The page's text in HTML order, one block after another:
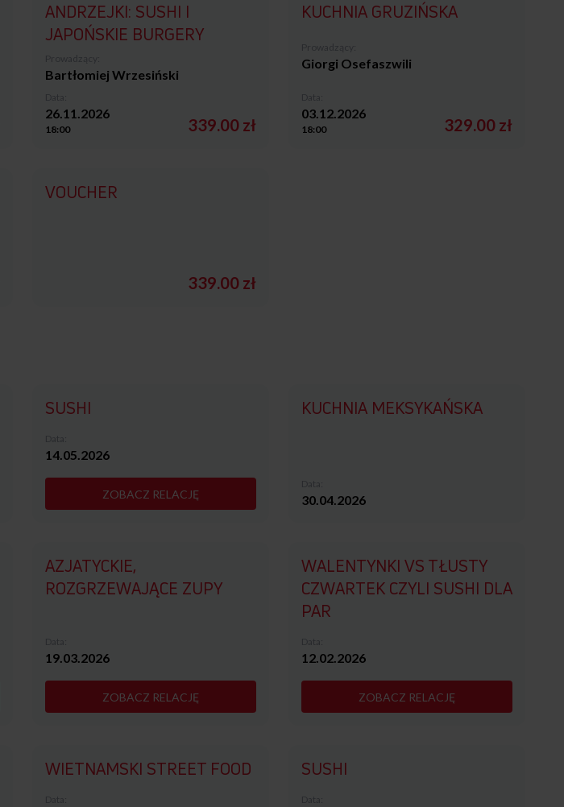
ANDRZEJKI: SUSHI I
JAPOŃSKIE BURGERY
Bartłomiej Wrzesiński
26.11.2026
18:00 339.00 zł
KUCHNIA GRUZIŃSKA
Giorgi Osefaszwili
03.12.2026
18:00 329.00 zł
VOUCHER
339.00 zł
SUSHI
14.05.2026
ZOBACZ RELACJĘ
KUCHNIA MEKSYKAŃSKA
30.04.2026
AZJATYCKIE,
ROZGRZEWAJĄCE ZUPY
19.03.2026
ZOBACZ RELACJĘ
WALENTYNKI VS TŁUSTY
CZWARTEK CZYLI SUSHI DLA
PAR
12.02.2026
ZOBACZ RELACJĘ
WIETNAMSKI STREET FOOD SUSHI